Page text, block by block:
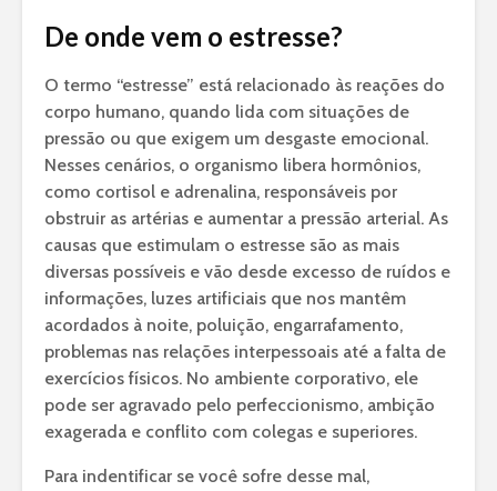
De onde vem o estresse?
O termo “estresse” está relacionado às reações do
corpo humano, quando lida com situações de
pressão ou que exigem um desgaste emocional.
Nesses cenários, o organismo libera hormônios,
como cortisol e adrenalina, responsáveis por
obstruir as artérias e aumentar a pressão arterial. As
causas que estimulam o estresse são as mais
diversas possíveis e vão desde excesso de ruídos e
informações, luzes artificiais que nos mantêm
acordados à noite, poluição, engarrafamento,
problemas nas relações interpessoais até a falta de
exercícios físicos. No ambiente corporativo, ele
pode ser agravado pelo perfeccionismo, ambição
exagerada e conflito com colegas e superiores.
Para indentificar se você sofre desse mal,